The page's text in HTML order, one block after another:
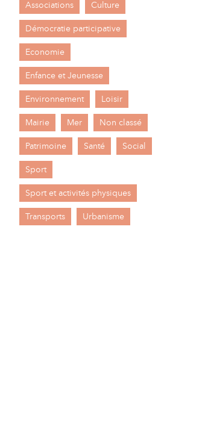
Associations Culture
Démocratie participative
Economie
Enfance et Jeunesse
Environnement Loisir
Mairie Mer Non classé
Patrimoine Santé Social
Sport
Sport et activités physiques
Transports Urbanisme